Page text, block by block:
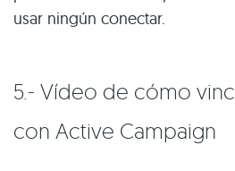
usar ningún conectar.
5.- Vídeo de cómo
con Active Campaign